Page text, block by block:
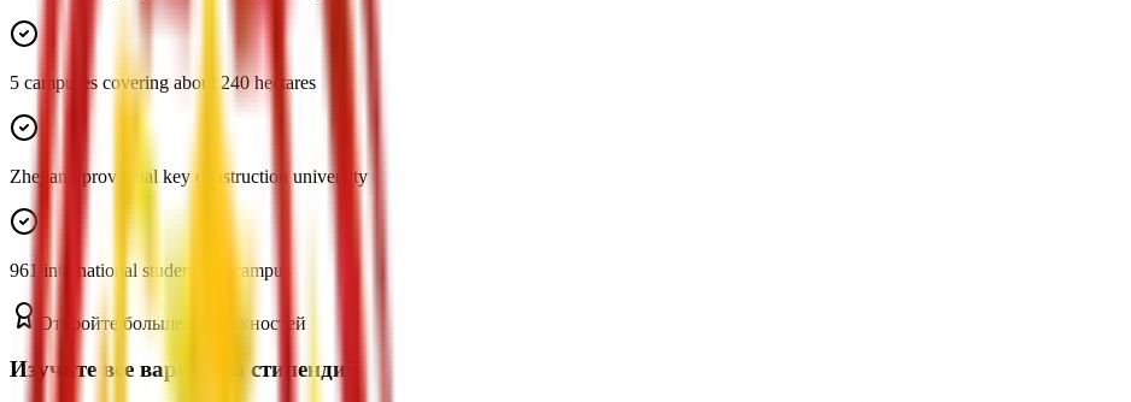
5 campuses covering about 240 hectares
Zhejiang provincial key construction university
961 international students on campus
Откройте больше возможностей
Изучите все варианты стипендий